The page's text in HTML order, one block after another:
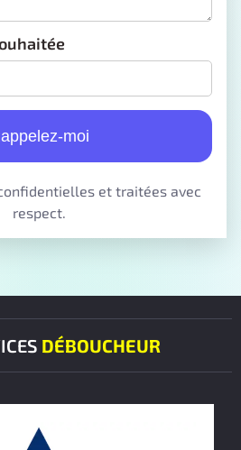
moi
et traitées avec
respect.
DÉBOUCHEUR